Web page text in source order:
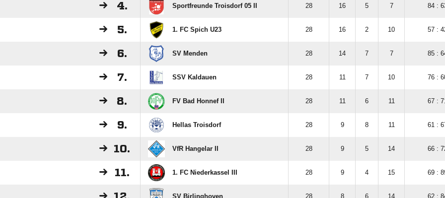
4. Sportfreunde Troisdorf 05 II 28 16 5 7 84 :
5. 1. FC Spich U23 28 16 2 10 57 :
6. SV Menden 28 14 7 7 85 :
7. SSV Kaldauen 28 11 7 10 76 :
8. FV Bad Honnef II 28 11 6 11 67 :
9. Hellas Troisdorf 28 9 8 11 61 :
10. VfR Hangelar II 28 9 5 14 66 :
11. 1. FC Niederkassel III 28 9 4 15 69 :
SV Birlinghoven 28 8 6 14 62 :